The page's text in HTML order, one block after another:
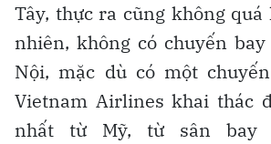
Tây, thực ra cũng không
nhiên, không có chuyến
Nội, mặc dù có một chuyến
Vietnam Airlines khai thác
nhất từ Mỹ, từ sân bay